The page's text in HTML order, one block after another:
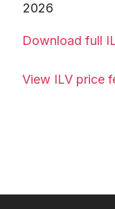
2026
Download full
View ILV price